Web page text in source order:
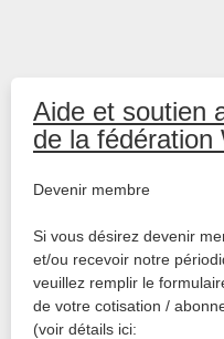
Aide et soutien
de la fédération
Devenir membre
Si vous désirez devenir
et/ou recevoir notre
veuillez remplir le
de votre cotisation /
(voir détails ici: